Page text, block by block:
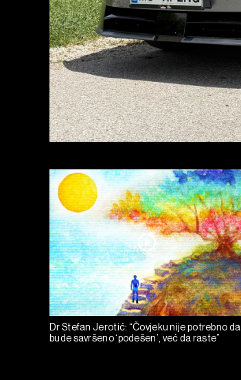
Dr Stefan Jerotić: “Čovjeku nije potrebno da
bude savršeno ‘podešen’, već da raste”